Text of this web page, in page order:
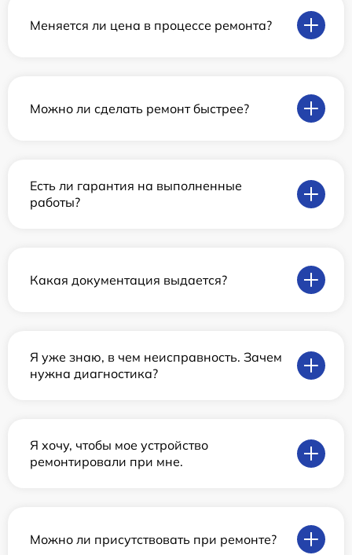
Меняется ли цена в процессе ремонта?
Можно ли сделать ремонт быстрее?
Есть ли гарантия на выполненные
работы?
Какая документация выдается?
Я уже знаю, в чем неисправность. Зачем
нужна диагностика?
Я хочу, чтобы мое устройство
ремонтировали при мне.
Можно ли присутствовать при ремонте?